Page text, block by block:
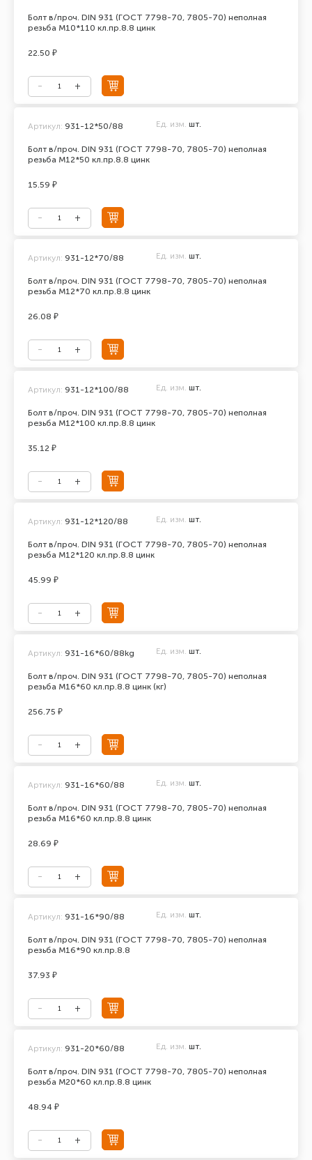
Болт в/проч. DIN 931 (ГОСТ 7798-70, 7805-70) неполная
резьба М10*110 кл.пр.8.8 цинк
22.50 ₽
Болт в/проч. DIN 931 (ГОСТ 7798-70, 7805-70) неполная
резьба М12*50 кл.пр.8.8 цинк
Артикул: 931-12*50/88 Ед. изм. шт.
15.59 ₽
Болт в/проч. DIN 931 (ГОСТ 7798-70, 7805-70) неполная
резьба М12*70 кл.пр.8.8 цинк
Артикул: 931-12*70/88 Ед. изм. шт.
26.08 ₽
Болт в/проч. DIN 931 (ГОСТ 7798-70, 7805-70) неполная
резьба М12*100 кл.пр.8.8 цинк
Артикул: 931-12*100/88 Ед. изм. шт.
35.12 ₽
Болт в/проч. DIN 931 (ГОСТ 7798-70, 7805-70) неполная
резьба М12*120 кл.пр.8.8 цинк
Артикул: 931-12*120/88 Ед. изм. шт.
45.99 ₽
Болт в/проч. DIN 931 (ГОСТ 7798-70, 7805-70) неполная
резьба М16*60 кл.пр.8.8 цинк (кг)
Артикул: 931-16*60/88kg Ед. изм. шт.
256.75 ₽
Болт в/проч. DIN 931 (ГОСТ 7798-70, 7805-70) неполная
резьба М16*60 кл.пр.8.8 цинк
Артикул: 931-16*60/88 Ед. изм. шт.
28.69 ₽
Болт в/проч. DIN 931 (ГОСТ 7798-70, 7805-70) неполная
резьба М16*90 кл.пр.8.8
Артикул: 931-16*90/88 Ед. изм. шт.
37.93 ₽
Болт в/проч. DIN 931 (ГОСТ 7798-70, 7805-70) неполная
резьба М20*60 кл.пр.8.8 цинк
Артикул: 931-20*60/88 Ед. изм. шт.
48.94 ₽